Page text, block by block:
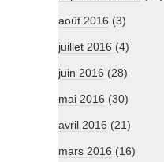
août 2016 (3)
juillet 2016 (4)
juin 2016 (28)
mai 2016 (30)
avril 2016 (21)
mars 2016 (16)